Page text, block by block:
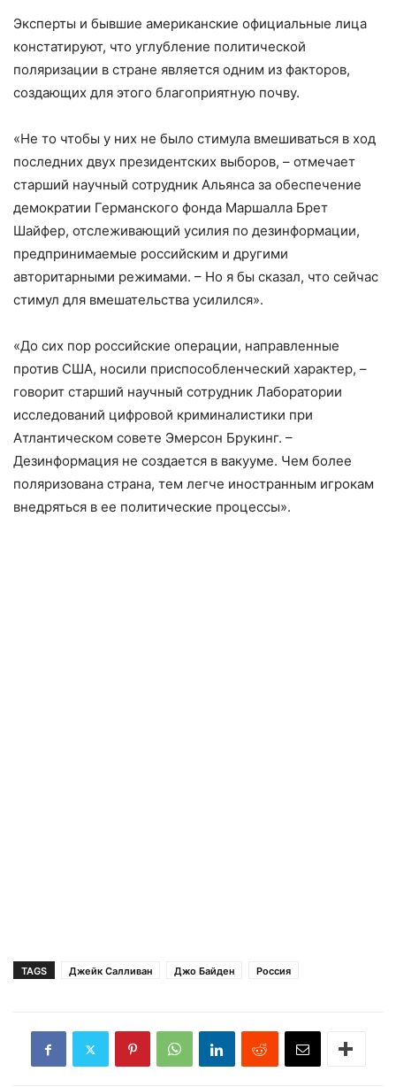
Эксперты и бывшие американские официальные лица
констатируют, что углубление политической
поляризации в стране является одним из факторов,
создающих для этого благоприятную почву.
«Не то чтобы у них не было стимула вмешиваться в ход
последних двух президентских выборов, – отмечает
старший научный сотрудник Альянса за обеспечение
демократии Германского фонда Маршалла Брет
Шайфер, отслеживающий усилия по дезинформации,
предпринимаемые российским и другими
авторитарными режимами. – Но я бы сказал, что сейчас
стимул для вмешательства усилился».
«До сих пор российские операции, направленные
против США, носили приспособленческий характер, –
говорит старший научный сотрудник Лаборатории
исследований цифровой криминалистики при
Атлантическом совете Эмерсон Брукинг. –
Дезинформация не создается в вакууме. Чем более
поляризована страна, тем легче иностранным игрокам
внедряться в ее политические процессы».
TAGS Джейк Салливан Джо Байден Россия